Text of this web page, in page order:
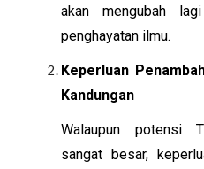
akan mengubah
penghayatan ilmu.
Keperluan
Kandungan
Walaupun potensi
sangat besar,